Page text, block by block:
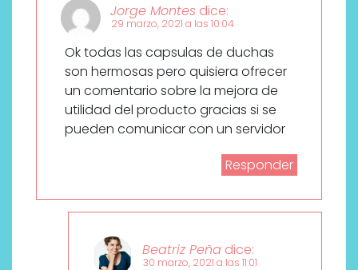
Jorge Montes dice:
29 marzo, 2021 a las 10:04
Ok todas las capsulas de duchas
son hermosas pero quisiera ofrecer
un comentario sobre la mejora de
utilidad del producto gracias si se
pueden comunicar con un servidor
Responder
Beatriz Peña dice:
30 marzo, 2021 a las 11:01